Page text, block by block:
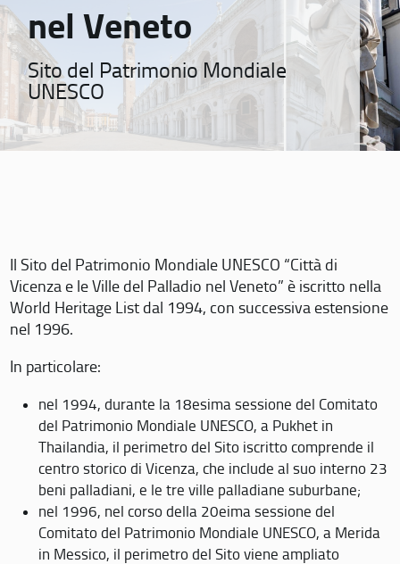
nel Veneto
Sito del Patrimonio Mondiale
UNESCO
Il Sito del Patrimonio Mondiale UNESCO “Città di
Vicenza e le Ville del Palladio nel Veneto” è iscritto nella
World Heritage List dal 1994, con successiva estensione
nel 1996.
In particolare:
nel 1994, durante la 18esima sessione del Comitato
del Patrimonio Mondiale UNESCO, a Pukhet in
Thailandia, il perimetro del Sito iscritto comprende il
centro storico di Vicenza, che include al suo interno 23
beni palladiani, e le tre ville palladiane suburbane;
nel 1996, nel corso della 20eima sessione del
Comitato del Patrimonio Mondiale UNESCO, a Merida
in Messico, il perimetro del Sito viene ampliato